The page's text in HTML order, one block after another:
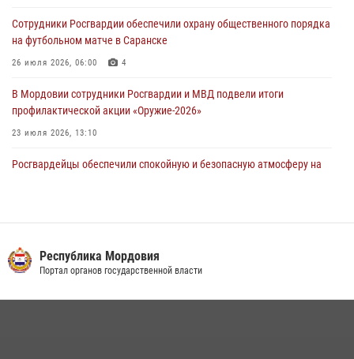
подозреваемого в причинении телесных повреждений супруге
05 августа 2026, 12:34
Сотрудники Росгвардии обеспечили охрану общественного порядка
на футбольном матче в Саранске
26 июля 2026, 06:00 4
В Мордовии сотрудники Росгвардии и МВД подвели итоги
профилактической акции «Оружие‑2026»
23 июля 2026, 13:10
Росгвардейцы обеспечили спокойную и безопасную атмосферу на
обеспечили безопасность на футбольных мероприятиях: от
регионального турнира до Суперкубка России
Республика Мордовия
Портал органов государственной власти